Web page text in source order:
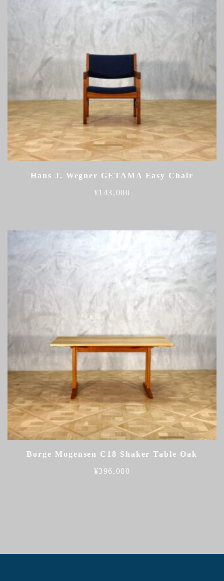
Hans J. Wegner GETAMA Easy Chair
¥143,000
Borge Mogensen C18 Shaker Table Oak
¥396,000